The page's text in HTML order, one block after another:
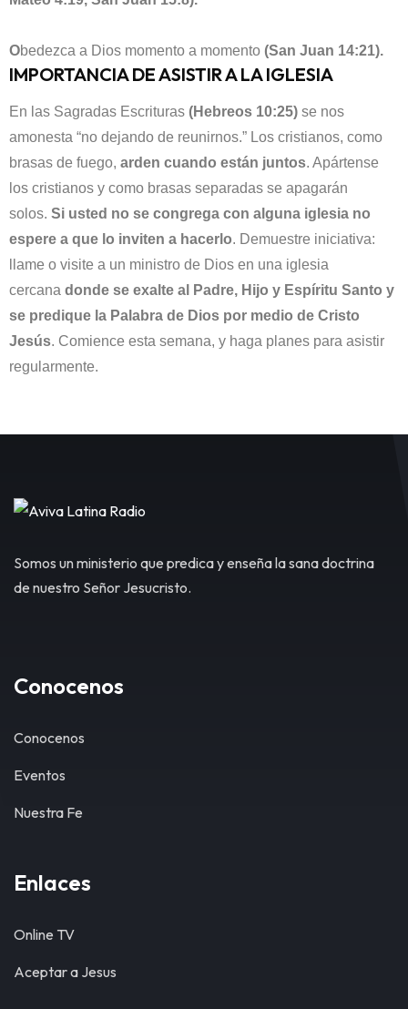
Obedezca a Dios momento a momento (San Juan 14:21).
IMPORTANCIA DE ASISTIR A LA IGLESIA
En las Sagradas Escrituras (Hebreos 10:25) se nos
amonesta “no dejando de reunirnos.” Los cristianos, como
brasas de fuego, arden cuando están juntos. Apártense
los cristianos y como brasas separadas se apagarán
solos. Si usted no se congrega con alguna iglesia no
espere a que lo inviten a hacerlo. Demuestre iniciativa:
llame o visite a un ministro de Dios en una iglesia
cercana donde se exalte al Padre, Hijo y Espíritu Santo y
se predique la Palabra de Dios por medio de Cristo
Jesús. Comience esta semana, y haga planes para asistir
regularmente.
Somos un ministerio que predica y enseña la sana doctrina
de nuestro Señor Jesucristo.
Conocenos
Conocenos
Eventos
Nuestra Fe
Enlaces
Online TV
Aceptar a Jesus